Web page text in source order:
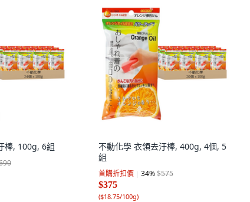
棒, 100g, 6組
不動化學 衣領去汙棒, 400g, 4個, 5
組
首購折扣價 34%$575
$375
($18.75/100g)